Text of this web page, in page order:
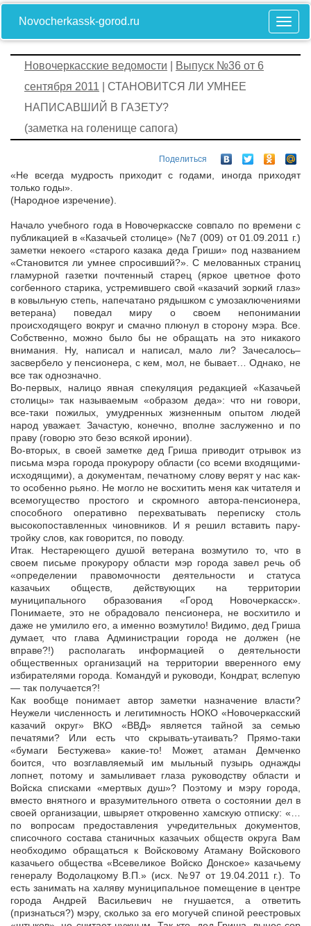
Novocherkassk-gorod.ru
Новочеркасские ведомости
Выпуск №36 от 6
сентября 2011 | СТАНОВИТСЯ ЛИ УМНЕЕ
НАПИСАВШИЙ В ГАЗЕТУ?
(заметка на голенище сапога)
Поделиться
«Не всегда мудрость приходит с годами, иногда приходят
только годы».
(Народное изречение).
Начало учебного года в Новочеркасске совпало по времени с
публикацией в «Казачьей столице» (№7 (009) от 01.09.2011 г.)
заметки некоего «старого казака деда Гриши» под названием
«Становится ли умнее спросивший?». С мелованных страниц
гламурной газетки почтенный старец (яркое цветное фото
согбенного старика, устремившего свой «казачий зоркий глаз»
в ковыльную степь, напечатано рядышком с умозаключениями
ветерана) поведал миру о своем непонимании
происходящего вокруг и смачно плюнул в сторону мэра. Все.
Собственно, можно было бы не обращать на это никакого
внимания. Ну, написал и написал, мало ли? Зачесалось–
засвербело у пенсионера, с кем, мол, не бывает… Однако, не
все так однозначно.
Во-первых, налицо явная спекуляция редакцией «Казачьей
столицы» так называемым «образом деда»: что ни говори,
все-таки пожилых, умудренных жизненным опытом людей
народ уважает. Зачастую, конечно, вполне заслуженно и по
праву (говорю это безо всякой иронии).
Во-вторых, в своей заметке дед Гриша приводит отрывок из
письма мэра города прокурору области (со всеми входящими-
исходящими), а документам, печатному слову верят у нас как-
то особенно рьяно. Не могло не восхитить меня как читателя и
всемогущество простого и скромного автора-пенсионера,
способного оперативно перехватывать переписку столь
высокопоставленных чиновников. И я решил вставить пару-
тройку слов, как говорится, по поводу.
Итак. Нестареющего душой ветерана возмутило то, что в
своем письме прокурору области мэр города завел речь об
«определении правомочности деятельности и статуса
казачьих обществ, действующих на территории
муниципального образования «Город Новочеркасск».
Понимаете, это не обрадовало пенсионера, не восхитило и
даже не умилило его, а именно возмутило! Видимо, дед Гриша
думает, что глава Администрации города не должен (не
вправе?!) располагать информацией о деятельности
общественных организаций на территории вверенного ему
избирателями города. Командуй и руководи, Кондрат, вслепую
— так получается?!
Как вообще понимает автор заметки назначение власти?
Неужели численность и легитимность НОКО «Новочеркасский
казачий округ» ВКО «ВВД» является тайной за семью
печатями? Или есть что скрывать-утаивать? Прямо-таки
«бумаги Бестужева» какие-то! Может, атаман Демченко
боится, что возглавляемый им мыльный пузырь однажды
лопнет, потому и замыливает глаза руководству области и
Войска списками «мертвых душ»? Поэтому и мэру города,
вместо внятного и вразумительного ответа о состоянии дел в
своей организации, швыряет откровенно хамскую отписку: «…
по вопросам предоставления учредительных документов,
списочного состава станичных казачьих обществ округа Вам
необходимо обращаться к Войсковому Атаману Войскового
казачьего общества «Всевеликое Войско Донское» казачьему
генералу Водолацкому В.П.» (исх. №97 от 19.04.2011 г.). То
есть занимать на халяву муниципальное помещение в центре
города Андрей Васильевич не гнушается, а ответить
(признаться?) мэру, сколько за его могучей спиной реестровых